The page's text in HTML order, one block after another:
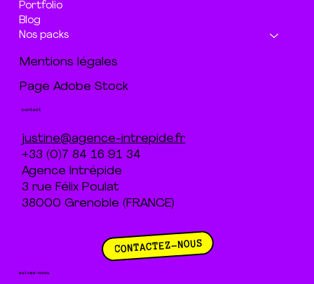
Portfolio
Blog
Nos packs
Mentions légales
Page Adobe Stock
suivez-nous
contact
justine@agence-intrepide.fr
+33 (0)7 84 16 91 34
Agence Intrépide
3 rue Félix Poulat
38000 Grenoble (FRANCE)
CONTACTEZ-NOUS